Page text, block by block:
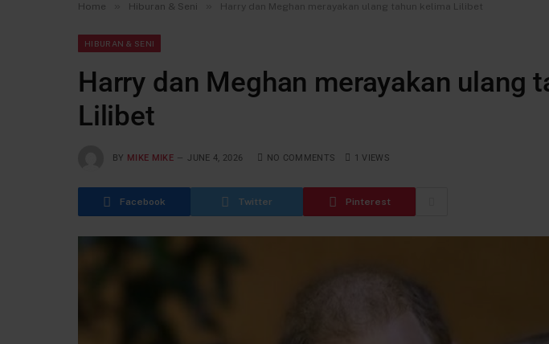
Home Hiburan & Seni Harry dan Meghan merayakan ulang tahun kelima Lilibet
HIBURAN & SENI
Harry dan Meghan merayakan ulang
Lilibet
BY MIKE MIKE JUNE 4, 2026 NO COMMENTS 1VIEWS
Facebook Twitter Pinterest